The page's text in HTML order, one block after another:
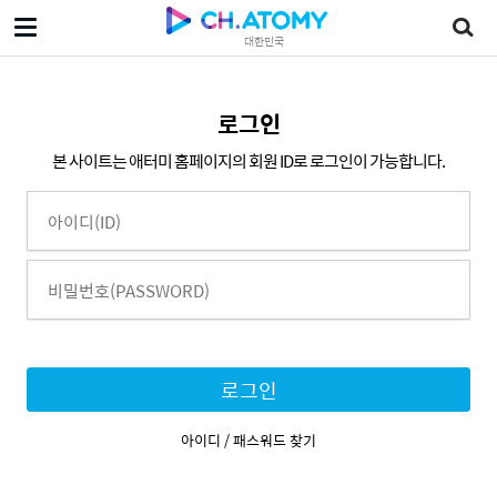
대한민국
로그인
본 사이트는 애터미 홈페이지의 회원 ID로 로그인이 가능합니다.
로그인
아이디 / 패스워드 찾기